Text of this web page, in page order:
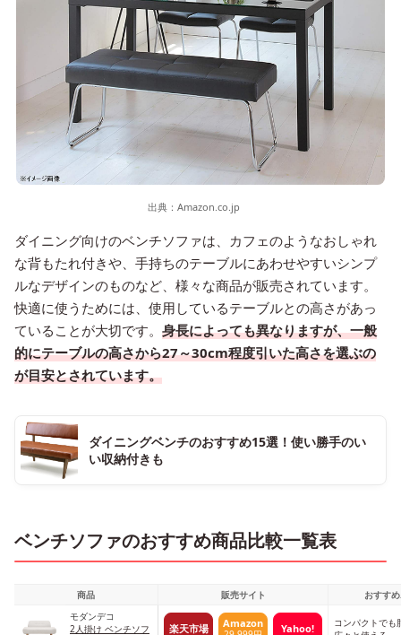
出典： Amazon.co.jp
ダイニング向けのベンチソファは、カフェのようなおしゃれ
な背もたれ付きや、手持ちのテーブルにあわせやすいシンプ
ルなデザインのものなど、様々な商品が販売されています。
快適に使うためには、使用しているテーブルとの高さがあっ
ていることが大切です。 身長によっても異なりますが、一般
的にテーブルの高さから27～30cm程度引いた高さを選ぶの
が目安とされています。
ダイニングベンチのおすすめ15選！使い勝手のい
い収納付きも
ベンチソファのおすすめ商品比較一覧表
商品 販売サイト
おすす
モダンデコ
2人掛け ベンチソフ
楽天市場 Amazon Yahoo!
コンパクトでも